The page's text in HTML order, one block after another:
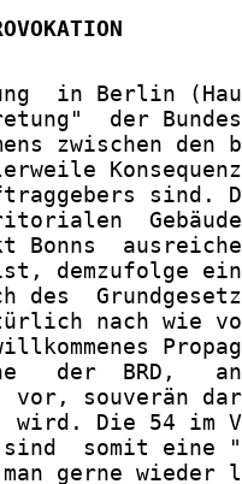
in Berlin
der
zwischen den
sind.
Bonns
demzufolge
des
nach wie
der  BRD,
vor, souverän
wird. Die 54 im
somit eine
gerne wieder